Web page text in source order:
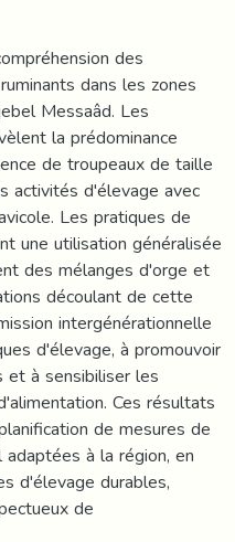
des
dans les zones
Messaâd. Les
la prédominance
de troupeaux de taille
activités d'élevage avec
Les pratiques de
une utilisation généralisée
des mélanges d'orge et
découlant de cette
intergénérationnelle
d'élevage, à promouvoir
et à sensibiliser les
Ces résultats
de mesures de
à la région, en
d'élevage durables,
de